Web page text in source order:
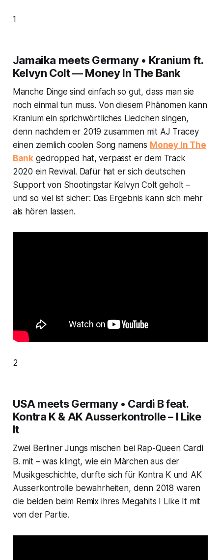
1
Jamaika meets Germany • Kranium ft.
Kelvyn Colt — Money In The Bank
Manche Dinge sind einfach so gut, dass man sie
noch einmal tun muss. Von diesem Phänomen kann
Kranium ein sprichwörtliches Liedchen singen,
denn nachdem er 2019 zusammen mit AJ Tracey
einen ziemlich coolen Song namens Money In The
Bank gedropped hat, verpasst er dem Track
2020 ein Revival. Dafür hat er sich deutschen
Support von Shootingstar Kelvyn Colt geholt –
und so viel ist sicher: Das Ergebnis kann sich mehr
als hören lassen.
2
USA meets Germany • Cardi B feat.
Kontra K & AK Ausserkontrolle – I Like
It
Zwei Berliner Jungs mischen bei Rap-Queen Cardi
B. mit – was klingt, wie ein Märchen aus der
Musikgeschichte, durfte sich für Kontra K und AK
Ausserkontrolle bewahrheiten, denn 2018 waren
die beiden beim Remix ihres Megahits I Like Itmit
von der Partie.